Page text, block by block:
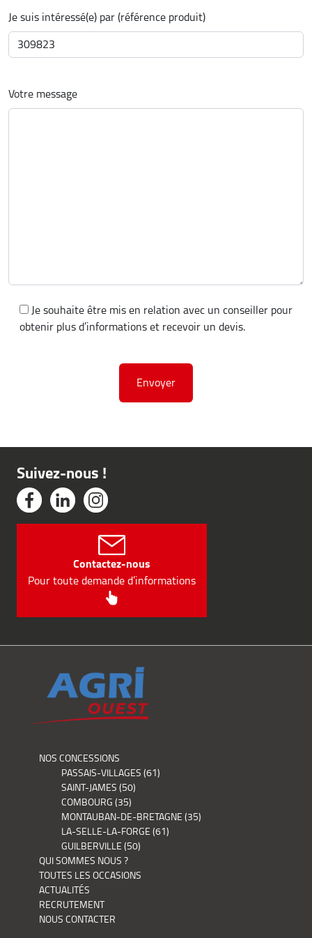
Je suis intéressé(e) par (référence produit)
Votre message
Je souhaite être mis en relation avec un conseiller pour
obtenir plus d’informations et recevoir un devis.
Suivez-nous !
Contactez-nous
Pour toute demande d’informations
NOS CONCESSIONS
PASSAIS-VILLAGES (61)
SAINT-JAMES (50)
COMBOURG (35)
MONTAUBAN-DE-BRETAGNE (35)
LA-SELLE-LA-FORGE (61)
GUILBERVILLE (50)
QUI SOMMES NOUS ?
TOUTES LES OCCASIONS
ACTUALITÉS
RECRUTEMENT
NOUS CONTACTER